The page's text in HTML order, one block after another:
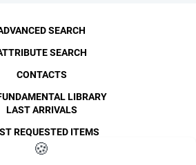
SPbPU, 1996-2026
and Personal Data
SEARCH
SEARCH
CONTACTS
LIBRARY
LAST ARRIVALS
REQUESTED ITEMS
🍪